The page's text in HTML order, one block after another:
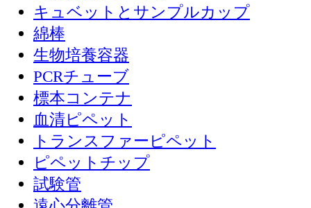
キュベットとサンプルカップ
綿棒
生物培養容器
PCRチューブ
標本コンテナ
血清ピペット
トランスファーピペット
ピペットチップ
試験管